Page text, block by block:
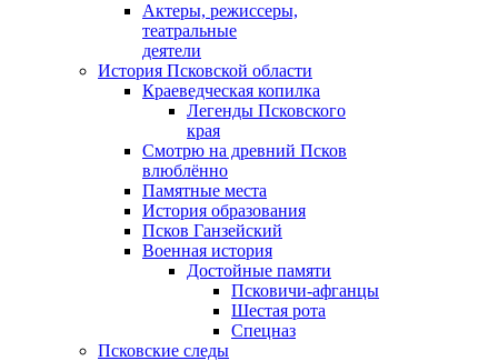
Актеры, режиссеры,
театральные
деятели
История Псковской области
Краеведческая копилка
Легенды Псковского
края
Смотрю на древний Псков
влюблённо
Памятные места
История образования
Псков Ганзейский
Военная история
Достойные памяти
Псковичи-афганцы
Шестая рота
Спецназ
Псковские следы